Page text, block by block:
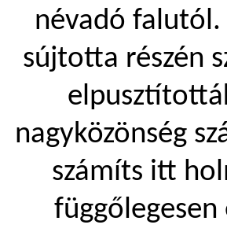
névadó falutól.
sújtotta részén
nagyközönség
számíts itt